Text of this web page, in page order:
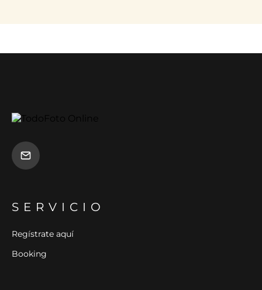
SERVICIO
Regístrate aquí
Booking